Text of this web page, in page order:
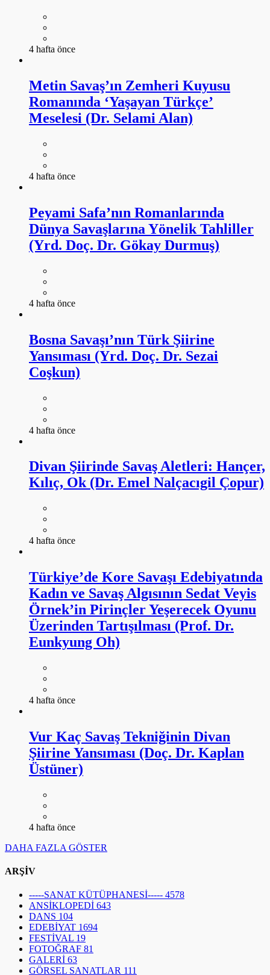
4 hafta önce
Metin Savaş’ın Zemheri Kuyusu
Romanında ‘Yaşayan Türkçe’
Meselesi (Dr. Selami Alan)
4 hafta önce
Peyami Safa’nın Romanlarında
Dünya Savaşlarına Yönelik Tahliller
(Yrd. Doç. Dr. Gökay Durmuş)
4 hafta önce
Bosna Savaşı’nın Türk Şiirine
Yansıması (Yrd. Doç. Dr. Sezai
Coşkun)
4 hafta önce
Divan Şiirinde Savaş Aletleri: Hançer,
Kılıç, Ok (Dr. Emel Nalçacıgil Çopur)
4 hafta önce
Türkiye’de Kore Savaşı Edebiyatında
Kadın ve Savaş Algısının Sedat Veyis
Örnek’in Pirinçler Yeşerecek Oyunu
Üzerinden Tartışılması (Prof. Dr.
Eunkyung Oh)
4 hafta önce
Vur Kaç Savaş Tekniğinin Divan
Şiirine Yansıması (Doç. Dr. Kaplan
Üstüner)
4 hafta önce
DAHA FAZLA GÖSTER
ARŞİV
-----SANAT KÜTÜPHANESİ----- 4578
ANSİKLOPEDİ 643
DANS 104
EDEBİYAT 1694
FESTİVAL 19
FOTOĞRAF 81
GALERİ 63
GÖRSEL SANATLAR 111